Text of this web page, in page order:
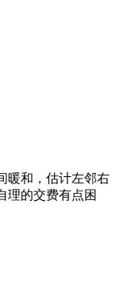
暖和，估计左邻右
理的交费有点困